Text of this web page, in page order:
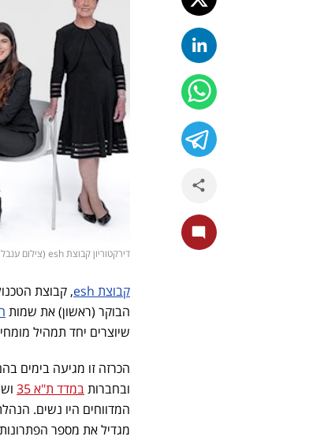
דירקטוריון קבוצת esh (צילום ענבל מרמרי)
קבוצת esh
הבוקר (ראשון) את שמות
שיוצרים יחד תמהיל
הכרזה זו מגיעה בימים
ובחברותבמדד ת"א 35
מגדיל את מספר